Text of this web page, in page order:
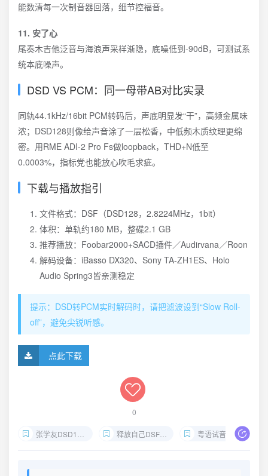
能数清每一次制音器回落，细节控福音。
11. 安了心
尾奏木吉他泛音与海浪声采样渐隐，底噪低到-90dB，可测试系
统本底噪声。
DSD VS PCM：同一母带AB对比实录
同轨44.1kHz/16bit PCM转码后，声底明显发“干”，高频金属味
浓；DSD128则像给声音涂了一层松香，中低频木质纹理更绵
密。用RME ADI-2 Pro Fs做loopback，THD+N低至
0.0003%，指标党也能放心吹毛求疵。
下载与播放指引
文件格式：DSF（DSD128，2.8224MHz，1bit）
体积：单轨约180 MB，整碟2.1 GB
推荐播放：Foobar2000+SACD插件／Audirvana／Roon
解码设备：iBasso DX320、Sony TA-ZH1ES、Holo
Audio Spring3皆亲测稳定
提示：DSD转PCM实时解码时，请把滤波设到“Slow Roll-
off”，避免尖锐听感。
点此下载
0
张学友DSD128下载 释放自己DSF无损音源 粤语试音金曲